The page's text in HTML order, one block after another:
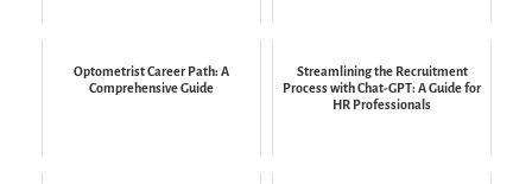
Optometrist Career Path: A
Comprehensive Guide
Streamlining the Recruitment
Process with Chat-GPT: A Guide for
HR Professionals